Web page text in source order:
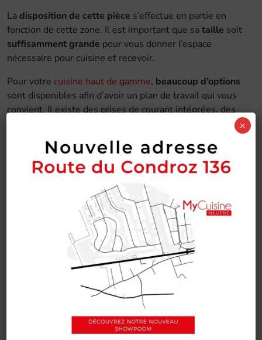
La disposition de cette pièce s’effectue en partie en
fonction de cette zone. Il est important que sa taille soit
suffisamment grande pour vous donner l’espace
nécessaire pour cuisine et recevoir.
Pour votre cuisine haut de gamme, beaucoup d’options
sont disponibles afin d’avoir un plan de travail qui vous
convient. Il existe des prises de courant intégrées, des
espaces de rangement, l’intégration d’une cave à vin, des
hottes de cuisson intégrées au plan de travail et s’alliant
à l’univers,etc.
Chaque détail pourra être étudié avec votre cuisiniste.
Des tiroirs et des placards en ordre
Les tiroirs sont des alliés de poids dans une cuisine bien
rangée. Mais il convient de bien choisir leur place et leur
Il est essentiel de les placer àbas niveaudans votre
afin d’avoir une bonne visibilité
contenu. Ils peuvent idéalement être placés en dessous
de votre plan de travail pour stocker les casseroles et
les poêles par exemple. Concernant ses dimensions,
hauteur et leur longueur peuvent fortement varier
×